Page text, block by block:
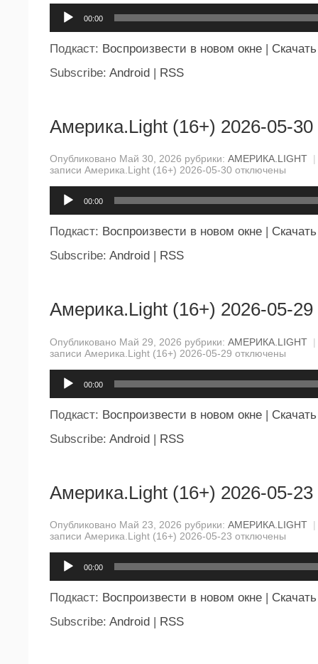
00:00
Подкаст: Воспроизвести в новом окне | Скачать
Subscribe: Android | RSS
Америка.Light (16+) 2026-05-30
Опубликовано Май 30, 2026 рубрики: АМЕРИКА.LIGHT |
записи Америка.Light (16+) 2026-05-30 отключены
00:00
Подкаст: Воспроизвести в новом окне
Скачать
Subscribe: Android RSS
Америка.Light (16+) 2026-05-29
Опубликовано Май 29, 2026 рубрики: АМЕРИКА.LIGHT |
записи Америка.Light (16+) 2026-05-29 отключены
00:00
Подкаст: Воспроизвести в новом окне | Скачать
Subscribe: Android | RSS
Америка.Light (16+) 2026-05-23
Опубликовано Май 23, 2026 рубрики: АМЕРИКА.LIGHT |
записи Америка.Light (16+) 2026-05-23 отключены
00:00
Подкаст: Воспроизвести в новом окне
Скачать
Subscribe: Android RSS